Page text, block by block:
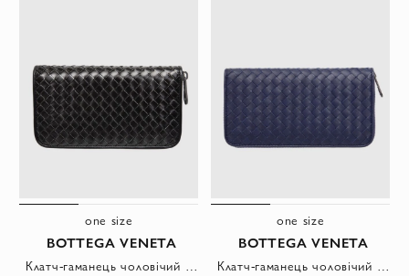
one size
BOTTEGA VENETA
Клатч-гаманець чоловічий шкіряний Intrecciato Piccolo чорний на блискавці
one size
BOTTEGA VENETA
Клатч-гаманець чоловічий шкіряний Intrecciato Piccolo синій на блискавці